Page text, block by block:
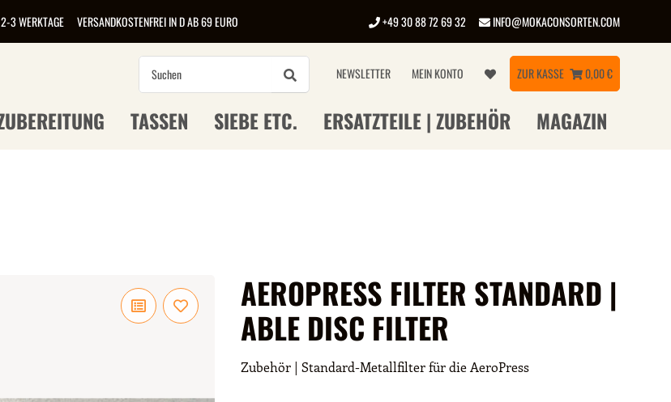
3 WERKTAGE VERSANDKOSTENFREI IN D AB 69 EURO +49 30 88 72 69 32 INFO@MOKACONSORTEN.COM
NEWSLETTER MEIN KONTO ZUR KASSE 0,00 €
TASSEN SIEBE ETC. ERSATZTEILE | ZUBEHÖR MAGAZIN
AEROPRESS FILTER STANDARD |
ABLE DISC FILTER
Zubehör | Standard-Metallfilter für die AeroPress